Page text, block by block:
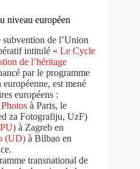
niveau européen
subvention de l’Union
intitulé « Le Cycle
de l’héritage
par le programme
est mené
européens :
à Paris, le
za Fotografiju, UzF)
à Zagreb en
(UD) à Bilbao en
transnational de